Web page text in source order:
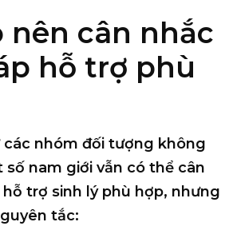
nên cân nhắc
hỗ trợ phù
các nhóm đối tượng không
nam giới vẫn có thể cân
trợ sinh lý phù hợp, nhưng
tắc: